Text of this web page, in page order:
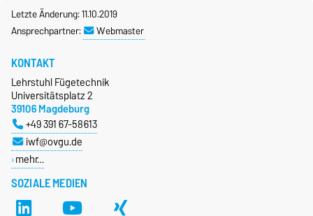
Letzte Änderung: 11.10.2019
Ansprechpartner:
Webmaster
SOZIALE MEDIEN
KONTAKT
Lehrstuhl Fügetechnik
Universitätsplatz 2
39106 Magdeburg
+49 391 67-58613
iwf@ovgu.de
mehr…